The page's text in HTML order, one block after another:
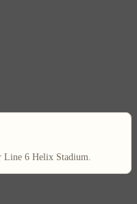
Line 6 Helix Stadium.